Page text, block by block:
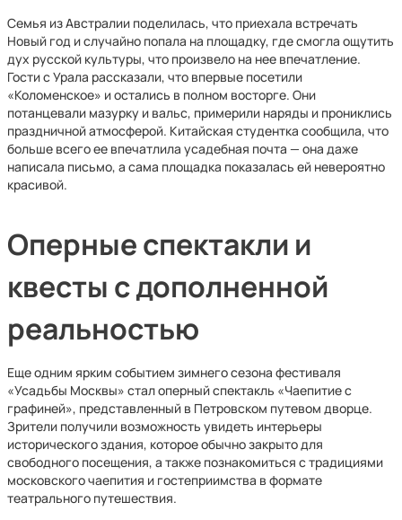
Семья из Австралии поделилась, что приехала встречать
Новый год и случайно попала на площадку, где смогла ощутить
дух русской культуры, что произвело на нее впечатление.
Гости с Урала рассказали, что впервые посетили
«Коломенское» и остались в полном восторге. Они
потанцевали мазурку и вальс, примерили наряды и прониклись
праздничной атмосферой. Китайская студентка сообщила, что
больше всего ее впечатлила усадебная почта — она даже
написала письмо, а сама площадка показалась ей невероятно
красивой.
Оперные спектакли и
квесты с дополненной
реальностью
Еще одним ярким событием зимнего сезона фестиваля
«Усадьбы Москвы» стал оперный спектакль «Чаепитие с
графиней», представленный в Петровском путевом дворце.
Зрители получили возможность увидеть интерьеры
исторического здания, которое обычно закрыто для
свободного посещения, а также познакомиться с традициями
московского чаепития и гостеприимства в формате
театрального путешествия.